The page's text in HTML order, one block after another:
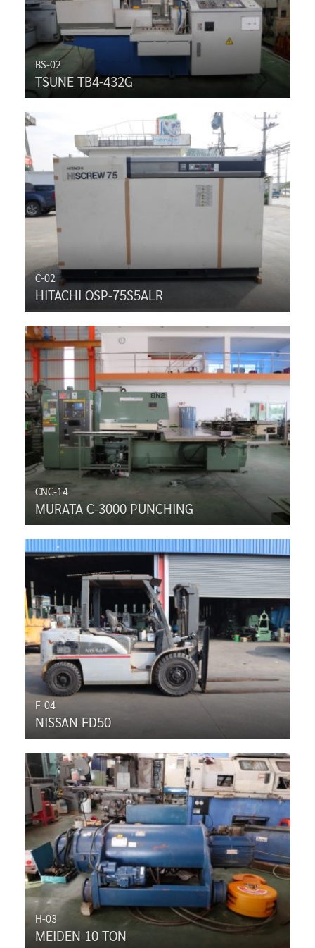
BS-02
TSUNE TB4-432G
C-02
HITACHI OSP-75S5ALR
CNC-14
MURATA C-3000 PUNCHING
F-04
NISSAN FD50
H-03
MEIDEN 10 TON